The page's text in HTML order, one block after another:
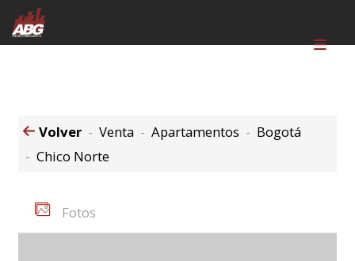
Volver Venta Apartamentos
Bogotá
Chico Norte
Fotos